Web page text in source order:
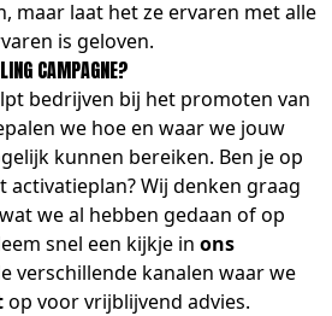
maar laat het ze ervaren met alle
is geloven.
CAMPAGNE?
bedrijven bij het promoten van
we hoe en waar we jouw
kunnen bereiken. Ben je op
activatieplan? Wij denken graag
we al hebben gedaan of op
snel een kijkje in ons
verschillende kanalen waar we
op voor vrijblijvend advies.